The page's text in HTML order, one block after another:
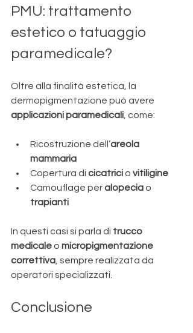
PMU: trattamento
estetico o tatuaggio
paramedicale?
Oltre alla finalità estetica, la
dermopigmentazione può avere
applicazioni paramedicali, come:
Ricostruzione dell’areola
mammaria
Copertura di cicatrici o vitiligine
Camouflage per alopecia o
trapianti
In questi casi si parla di trucco
medicale o micropigmentazione
correttiva, sempre realizzata da
operatori specializzati.
Conclusione